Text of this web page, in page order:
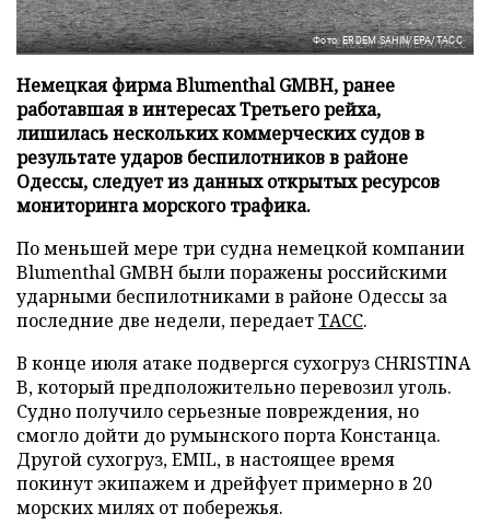
Фото: ERDEM SAHIN/EPA/ТАСС
Немецкая фирма Blumenthal GMBH, ранее
работавшая в интересах Третьего рейха,
лишилась нескольких коммерческих судов в
результате ударов беспилотников в районе
Одессы, следует из данных открытых ресурсов
мониторинга морского трафика.
По меньшей мере три судна немецкой компании
Blumenthal GMBH были поражены российскими
ударными беспилотниками в районе Одессы за
последние две недели, передаетТАСС.
В конце июля атаке подвергся сухогруз CHRISTINA
B, который предположительно перевозил уголь.
Судно получило серьезные повреждения, но
смогло дойти до румынского порта Констанца.
Другой сухогруз, EMIL, в настоящее время
покинут экипажем и дрейфует примерно в 20
морских милях от побережья.